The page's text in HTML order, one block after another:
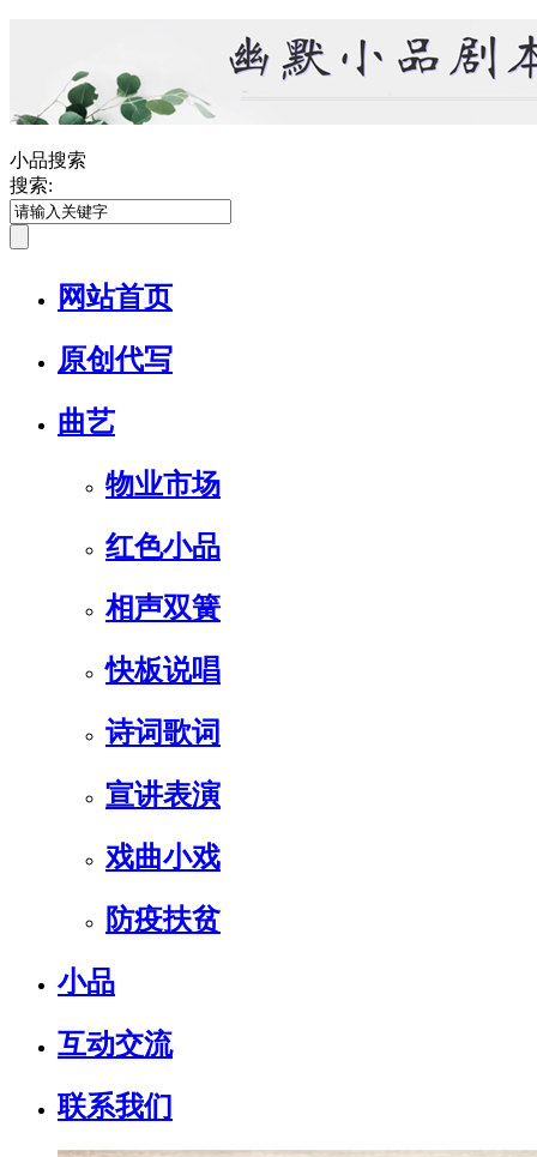
小品搜索
搜索:
网站首页
原创代写
曲艺
物业市场
红色小品
相声双簧
快板说唱
诗词歌词
宣讲表演
戏曲小戏
防疫扶贫
小品
互动交流
联系我们